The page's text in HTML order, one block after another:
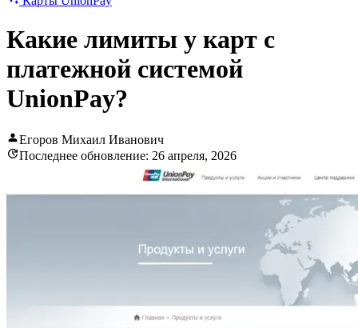
Какие лимиты у карт с
платежной системой
UnionPay?
Егоров Михаил Иванович
Последнее обновление: 26 апреля, 2026